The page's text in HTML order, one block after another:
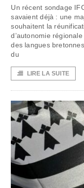
Un récent sondage
savaient déjà : une
souhaitent la
d’autonomie
des langues
du
LIRE LA SUITE